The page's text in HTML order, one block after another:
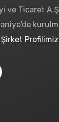
ve Ticaret
Şirket